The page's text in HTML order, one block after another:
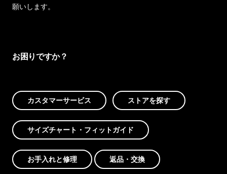
願いします。
お困りですか？
カスタマーサービス ストアを探す
サイズチャート・フィットガイド
お手入れと修理 返品・交換